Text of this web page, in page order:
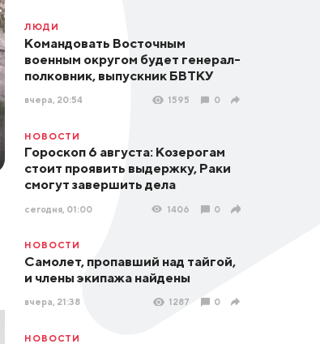
ЛЮДИ
Командовать Восточным
военным округом будет генерал-
полковник, выпускник БВТКУ
вчера, 20:54 1595 0
НОВОСТИ
Гороскоп 6 августа: Козерогам
стоит проявить выдержку, Раки
смогут завершить дела
сегодня, 01:00 1406 0
НОВОСТИ
Самолет, пропавший над тайгой,
и члены экипажа найдены
вчера, 21:38 1287 0
НОВОСТИ